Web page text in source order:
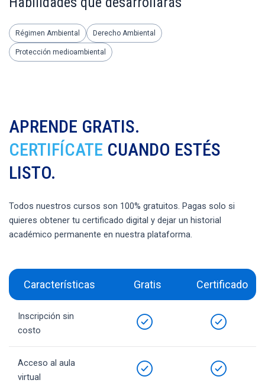
Régimen Ambiental Derecho Ambiental
Protección medioambiental
APRENDE GRATIS.
CERTIFÍCATE CUANDO ESTÉS
LISTO.
Todos nuestros cursos son 100% gratuitos. Pagas solo si
quieres obtener tu certificado digital y dejar un historial
académico permanente en nuestra plataforma.
Características Gratis Certificado
Inscripción sin
costo
Acceso al aula
virtual